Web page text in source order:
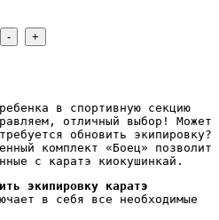
в спортивную секцию
отличный выбор! Может
обновить экипировку?
комплект «Боец» позволит
с каратэ киокушинкай.
экипировку каратэ
в себя все необходимые